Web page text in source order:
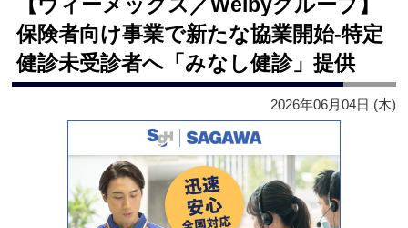
【ウィーメックス／Welbyグループ】
保険者向け事業で新たな協業開始‐特定
健診未受診者へ「みなし健診」提供
2026年06月04日 (木)